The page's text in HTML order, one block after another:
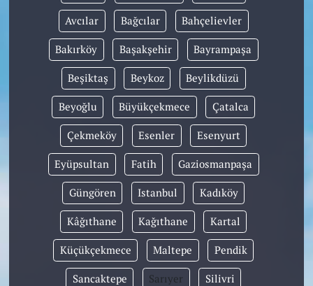
Avcılar Bağcılar Bahçelievler
Bakırköy Başakşehir Bayrampaşa
Beşiktaş Beykoz Beylikdüzü
Beyoğlu Büyükçekmece Çatalca
Çekmeköy Esenler Esenyurt
Eyüpsultan Fatih Gaziosmanpaşa
Güngören Istanbul Kadıköy
Kâğıthane Kağıthane Kartal
Küçükçekmece Maltepe Pendik
Sancaktepe Sarıyer Silivri